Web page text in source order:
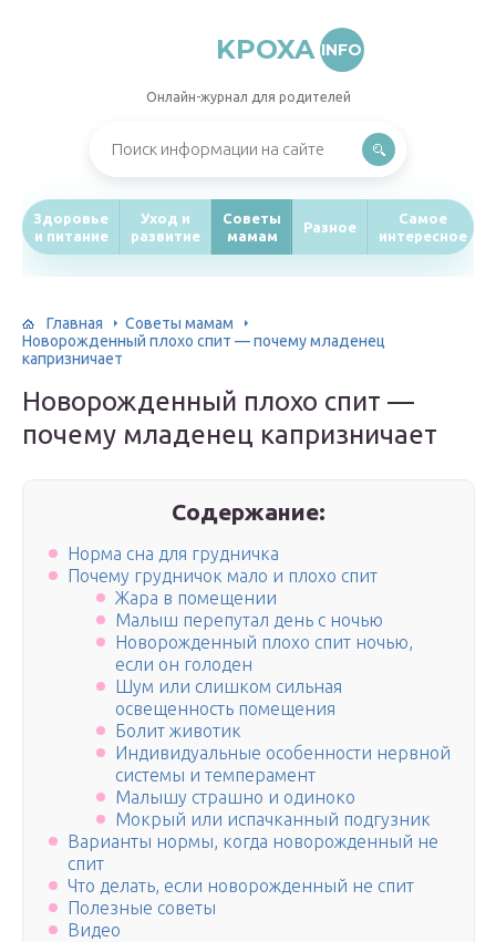
KPOXA INFO
Онлайн-журнал для родителей
Здоровье
и питание
Уход и
развитие
Советы
мамам
Разное
Самое
интересное
Главная
Советы мамам
Новорожденный плохо спит — почему младенец
капризничает
Новорожденный плохо спит —
почему младенец капризничает
Содержание:
Норма сна для грудничка
Почему грудничок мало и плохо спит
Жара в помещении
Малыш перепутал день с ночью
Новорожденный плохо спит ночью,
если он голоден
Шум или слишком сильная
освещенность помещения
Болит животик
Индивидуальные особенности нервной
системы и темперамент
Малышу страшно и одиноко
Мокрый или испачканный подгузник
Варианты нормы, когда новорожденный не
спит
Что делать, если новорожденный не спит
Полезные советы
Видео